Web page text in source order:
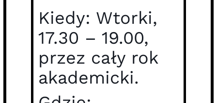
Kiedy: Wtorki,
17.30 – 19.00,
przez cały rok
akademicki.